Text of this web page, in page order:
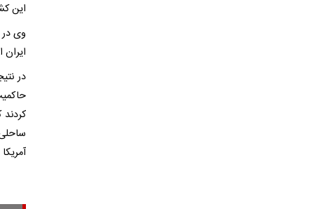
این
وی
در